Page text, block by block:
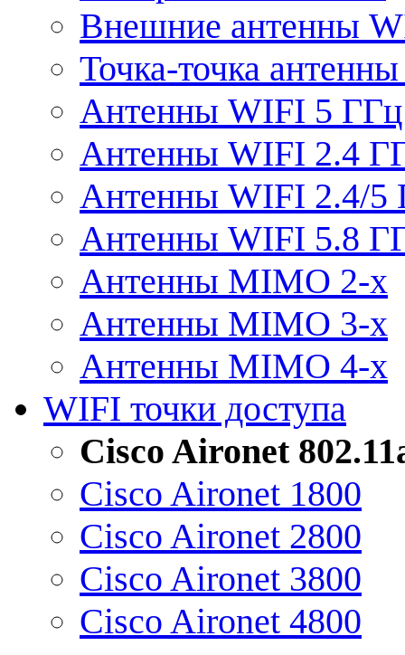
Внешние антенны
Точка-точка
Антенны WIFI 5 ГГц
Антенны WIFI 2.4
Антенны WIFI 2.4/5
Антенны WIFI 5.8
Антенны MIMO 2-x
Антенны MIMO 3-x
Антенны MIMO 4-x
WIFI точки доступа
Cisco Aironet
Cisco Aironet 1800
Cisco Aironet 2800
Cisco Aironet 3800
Cisco Aironet 4800